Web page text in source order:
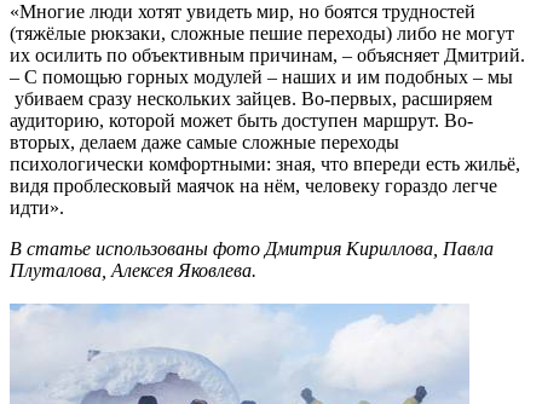
«Многие люди хотят увидеть мир, но боятся трудностей
(тяжёлые рюкзаки, сложные пешие переходы) либо не могут
их осилить по объективным причинам, – объясняет Дмитрий.
– С помощью горных модулей – наших и им подобных – мы
убиваем сразу нескольких зайцев. Во-первых, расширяем
аудиторию, которой может быть доступен маршрут. Во-
вторых, делаем даже самые сложные переходы
психологически комфортными: зная, что впереди есть жильё,
видя проблесковый маячок на нём, человеку гораздо легче
идти».
В статье использованы фото Дмитрия Кириллова, Павла
Плуталова, Алексея Яковлева.